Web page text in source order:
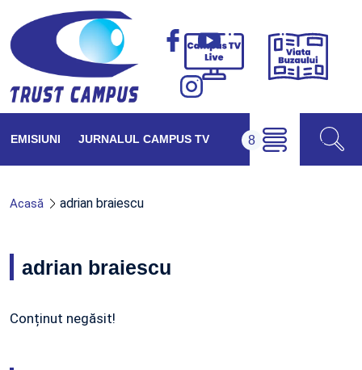
Campus
Viața
EMISIUNI JURNALUL CAMPUS TV
Acasă adrian braiescu
adrian braiescu
Conținut negăsit!